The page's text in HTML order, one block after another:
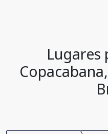
Lugares